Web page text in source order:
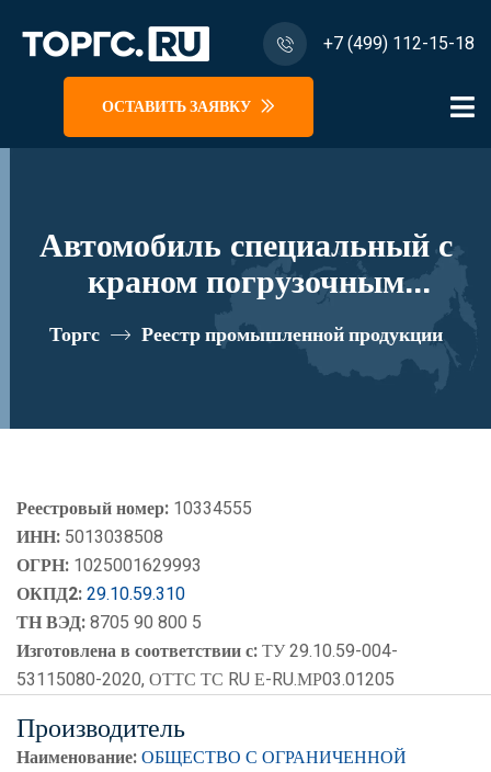
+7 (499) 112-15-18
ОСТАВИТЬ ЗАЯВКУ
Автомобиль специальный с
краном погрузочным
гидравлическим типа КМА на
базе КАМАЗ 65115 и его
реестровый номер 10334555
Торгс Реестр промышленной продукции
Реестровый номер: 10334555
ИНН: 5013038508
ОГРН: 1025001629993
ОКПД2:29.10.59.310
ТН ВЭД:8705 90 800 5
Изготовлена в соответствии с:ТУ 29.10.59-004-
53115080-2020, ОТТС ТС RU Е-RU.МР03.01205
Производитель
Наименование:ОБЩЕСТВО С ОГРАНИЧЕННОЙ